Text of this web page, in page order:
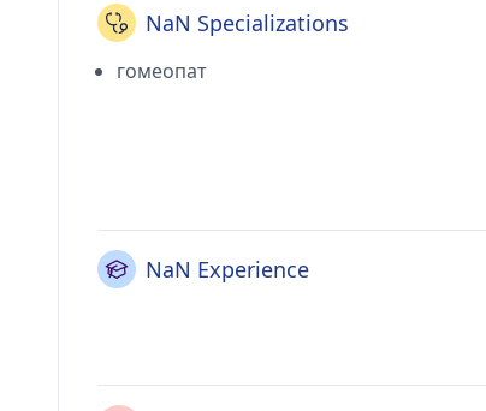
Гомео-полиция в Касбе (Калькутта). Он
ассоциации.
NaN Specializations
гомеопат
NaN Experience